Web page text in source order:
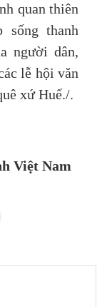
quan thiên
sống thanh
người dân,
lễ hội văn
xứ Huế./.
Việt Nam